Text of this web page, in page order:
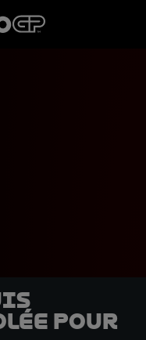
pour